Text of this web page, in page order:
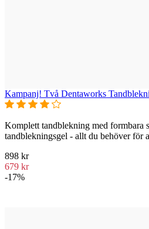
Kampanj! Två Dentaworks
Komplett tandblekning med formbara
tandblekningsgel - allt du behöver för
898 kr
679 kr
-17%